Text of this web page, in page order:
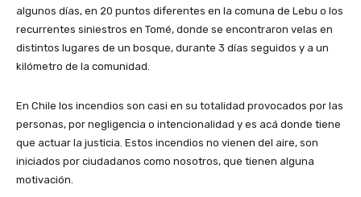
algunos días, en 20 puntos diferentes en la comuna de Lebu o los
recurrentes siniestros en Tomé, donde se encontraron velas en
distintos lugares de un bosque, durante 3 días seguidos y a un
kilómetro de la comunidad.
En Chile los incendios son casi en su totalidad provocados por las
personas, por negligencia o intencionalidad y es acá donde tiene
que actuar la justicia. Estos incendios no vienen del aire, son
iniciados por ciudadanos como nosotros, que tienen alguna
motivación.